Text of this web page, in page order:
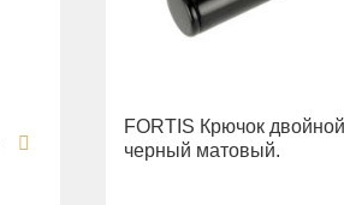
FORTIS Крючок
черный матовый.